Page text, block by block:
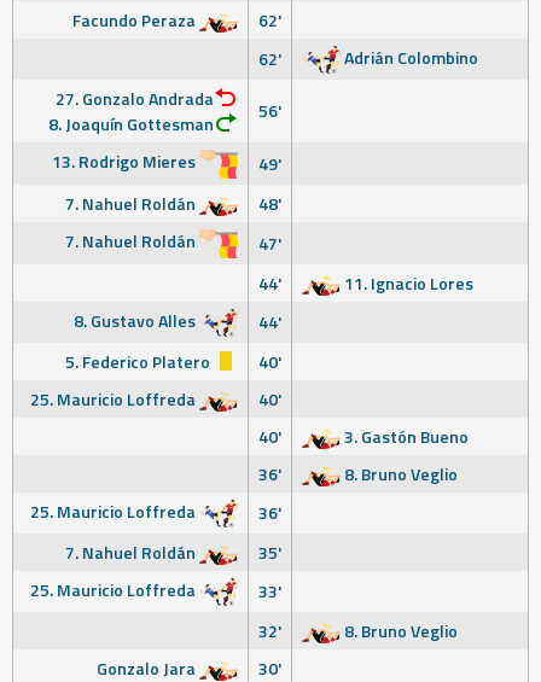
Facundo Peraza
62'
62'
Adrián Colombino
27. Gonzalo Andrada
8. Joaquín Gottesman
56'
13. Rodrigo Mieres
49'
7. Nahuel Roldán
48'
7. Nahuel Roldán
47'
44'
11. Ignacio Lores
8. Gustavo Alles
44'
5. Federico Platero
40'
25. Mauricio Loffreda
40'
40'
3. Gastón Bueno
36'
8. Bruno Veglio
25. Mauricio Loffreda
36'
7. Nahuel Roldán
35'
25. Mauricio Loffreda
33'
32'
8. Bruno Veglio
Gonzalo Jara
30'